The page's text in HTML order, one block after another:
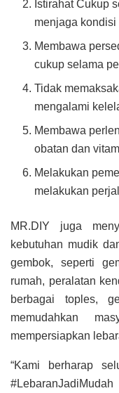
Istirahat Cukup
menjaga
Membawa
cukup selama
Tidak
mengalami
Membawa
obatan dan
Melakukan
melakukan
MR.DIY juga
kebutuhan mudik
gembok, seperti
rumah, peralatan
berbagai toples,
memudahkan
mempersiapkan
“Kami berharap